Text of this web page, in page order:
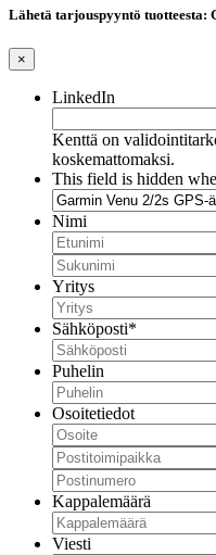
Lähetä tarjouspyyntö tuotteesta:
×
LinkedIn
Kenttä on
koskemattomaksi.
This field is hidden
Nimi
Yritys
Sähköposti*
Puhelin
Osoitetiedot
Kappalemäärä
Viesti